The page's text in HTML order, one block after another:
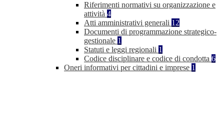
Riferimenti normativi su organizzazione e
attività 4
Atti amministrativi generali 12
Documenti di programmazione strategico-
gestionale 1
Statuti e leggi regionali 1
Codice disciplinare e codice di condotta 6
Oneri informativi per cittadini e imprese 1